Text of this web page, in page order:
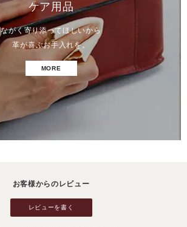
ケア用品
ながく寄り添ってほしいから
革が喜ぶお手入れを。
MORE
お客様からのレビュー
レビューを書く